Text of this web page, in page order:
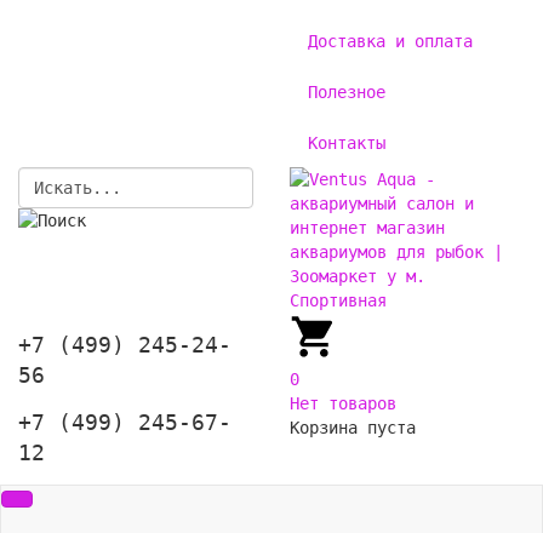
Доставка и оплата
Полезное
Контакты
+7 (499) 245-24-
56
+7 (499) 245-67-
12
0
Нет товаров
Корзина пуста